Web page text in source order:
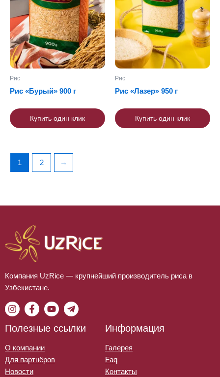
Рис
Рис «Бурый» 900 г
Купить один клик
Рис
Рис «Лазер» 950 г
Купить один клик
1 2 →
Компания UzRice — крупнейший производитель риса в
Узбекистане.
Полезные ссылки
О компании
Для партнёров
Новости
Информация
Галерея
Faq
Контакты